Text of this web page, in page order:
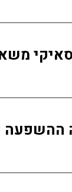
ההשפעה